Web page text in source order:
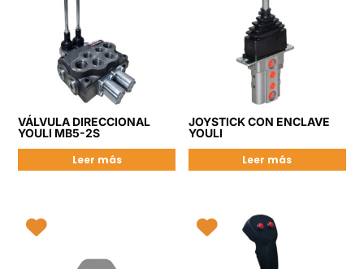
VÁLVULA DIRECCIONAL
YOULI MB5-2S
Leer más
JOYSTICK CON ENCLAVE
YOULI
Leer más